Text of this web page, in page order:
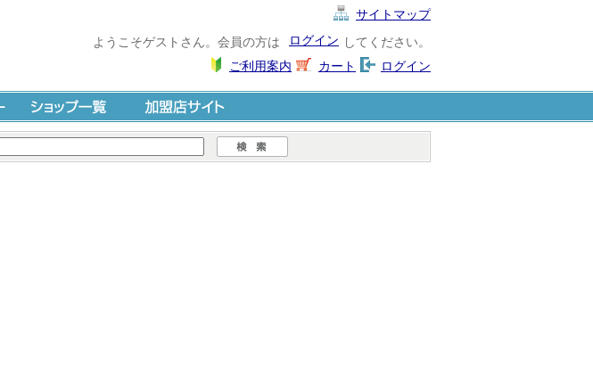
サイトマップ
してください。
ログイン
ようこそゲストさん。会員の方は
ログイン
カート
ご利用案内
ショップ一覧 加盟店サイト